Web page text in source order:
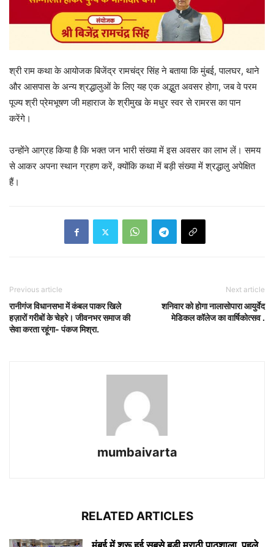
श्री राम कथा के आयोजक बिजेंद्र रामचंद्र सिंह ने बताया कि मुंबई, पालघर, थाने
और आसपास के अन्य श्रद्धालुओं के लिए यह एक अद्भुत अवसर होगा, जब वे परम
पूज्य श्री प्रेमभूषण जी महाराज के श्रीमुख के मधुर स्वर से रामरस का पान
करेंगे।
उन्होंने आग्रह किया है कि भक्त जन भारी संख्या में इस अवसर का लाभ लें। समय
से आकर अपना स्थान ग्रहण करें, क्योंकि कथा में बड़ी संख्या में श्रद्धालु अपेक्षित
हैं।
Previous article
रानीगंज विधानसभा में कंबल पाकर खिले
हज़ारों गरीबों के चेहरे। जीवनभर समाज की
सेवा करता रहूंगा- पंकज मिश्रा.
Next article
शनिवार को होगा नालासोपारा आयुर्वेद
मेडिकल कॉलेज का वार्षिकोत्सव .
mumbaivarta
RELATED ARTICLES